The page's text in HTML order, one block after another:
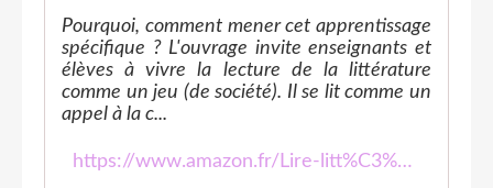
Pourquoi, comment mener cet apprentissage
spécifique ? L'ouvrage invite enseignants et
élèves à vivre la lecture de la littérature
comme un jeu (de société). Il se lit comme un
appel à la c...
https://www.amazon.fr/Lire-litt%C3%A9rature-l%C3%A9cole-aprentissage-sp%C3%A9cifique/dp/2218736314